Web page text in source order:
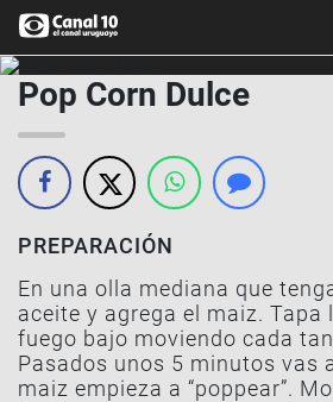
Pop Corn Dulce
PREPARACIÓN
En una olla mediana que
aceite y agrega el maiz. Tapa
fuego bajo moviendo cada
Pasados unos 5 minutos vas
maiz empieza a “poppear”.